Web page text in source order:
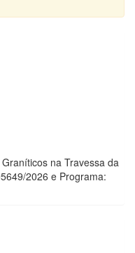
na Travessa da
2026 e Programa: